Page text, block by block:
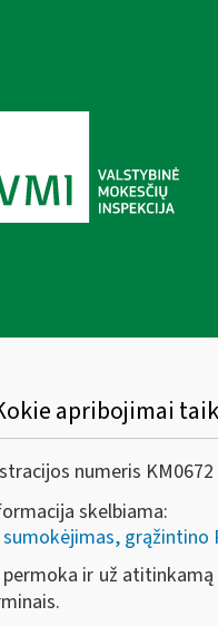
apribojimai
numeris KM0672
skelbiama:
sumokėjimas,
permoka ir už